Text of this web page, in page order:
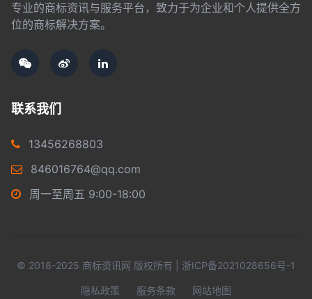
专业的商标资讯与服务平台，致力于为企业和个人提供全方
位的商标解决方案。
联系我们
13456268803
846016764@qq.com
周一至周五 9:00-18:00
© 2018-2025 商标资讯网 版权所有 | 浙ICP备2021028656号-1
隐私政策 服务条款 网站地图